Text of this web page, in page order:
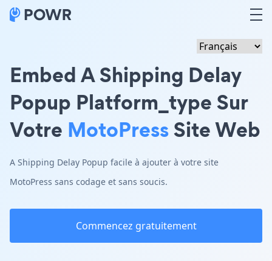
Embed A Shipping Delay
Popup Platform_type Sur
Votre MotoPressSite Web
A Shipping Delay Popup facile à ajouter à votre site
MotoPress sans codage et sans soucis.
Commencez gratuitement